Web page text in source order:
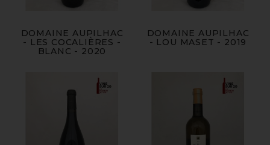
DOMAINE AUPILHAC
- LES COCALIÈRES -
BLANC - 2020
DOMAINE AUPILHAC
- LOU MASET - 2019